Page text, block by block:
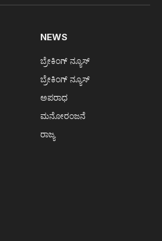
NEWS
ಬ್ರೇಕಿಂಗ್ ನ್ಯೂಸ್
ಬ್ರೇಕಿಂಗ್ ನ್ಯೂಸ್
ಅಪರಾಧ
ಮನೋರಂಜನೆ
ರಾಜ್ಯ